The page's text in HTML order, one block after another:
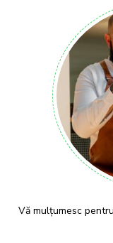
Vă mulțumesc